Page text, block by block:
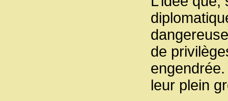
de
leur plein